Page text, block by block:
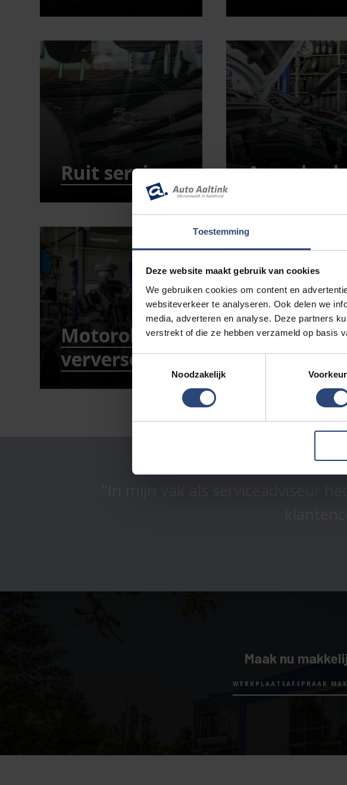
Toestemming
Deze website maakt gebruik van cookies
We gebruiken cookies om content en
websiteverkeer te analyseren. Ook delen we
media, adverteren en analyse. Deze partners
verstrekt of die ze hebben verzameld op basis
Noodzakelijk
Ruit service Accucheck
Motorolie
verversen
Maak nu
WERKPLAATSAFSPRAAK